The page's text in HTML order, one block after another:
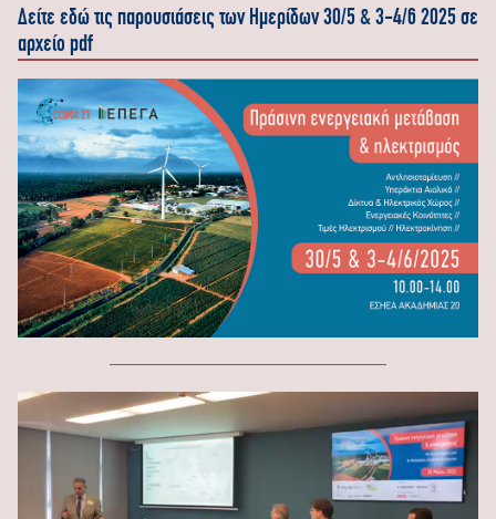
Δείτε εδώ τις παρουσιάσεις των Ημερίδων 30/5 & 3-4/6 2025 σε
αρχείο pdf